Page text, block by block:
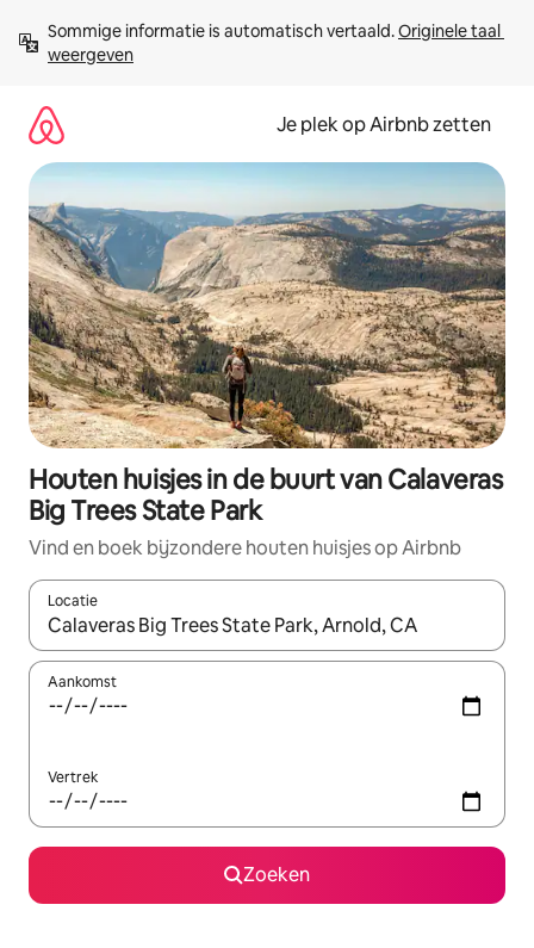
direct
naar
Sommige informatie is automatisch vertaald. Originele taal
weergeven
Je plek op Airbnb zetten
Houten huisjes in de buurt van Calaveras
Big Trees State Park
Vind en boek bijzondere houten huisjes op Airbnb
Locatie
Wanneer er resultaten beschikbaar zijn, maak je een keuze
Aankomst
Vertrek
Zoeken